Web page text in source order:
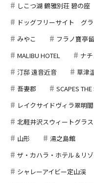
しこつ湖 鶴雅別荘 碧の座
ドッグフリーサイト グ
みやこ
フラノ寶亭留
MALIBU HOTEL
ナ
汀邸 遠音近音
草津
吾妻郡
SCAPES THE
レイクサイドヴィラ翠明閣
北軽井沢スウィートグラス
山形
湯之島館
ザ・カハラ・ホテル＆リ
シャレーアイビー定山渓